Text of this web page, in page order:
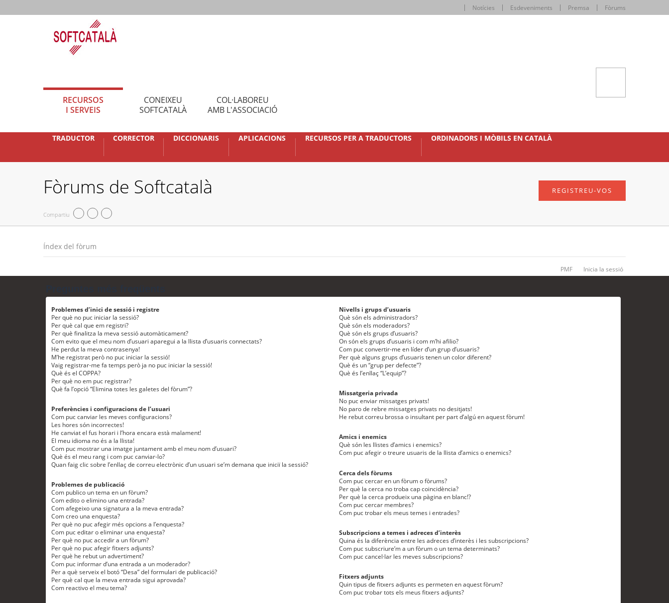
Notícies Esdeveniments Premsa Fòrums
RECURSOS
I SERVEIS
CONEIXEU
SOFTCATALÀ
COL·LABOREU
AMB L'ASSOCIACIÓ
TRADUCTOR CORRECTOR DICCIONARIS APLICACIONS RECURSOS PER A TRADUCTORS ORDINADORS I MÒBILS EN CATALÀ
Fòrums de Softcatalà
Compartiu
REGISTREU-VOS
Índex del fòrum
PMF Inicia la sessió
Problemes d’inici de sessió i registre
Per què no puc iniciar la sessió?
Per què cal que em registri?
Per què finalitza la meva sessió automàticament?
Com evito que el meu nom d’usuari aparegui a la llista d’usuaris connectats?
He perdut la meva contrasenya!
M’he registrat però no puc iniciar la sessió!
Vaig registrar-me fa temps però ja no puc iniciar la sessió!
Què és el COPPA?
Per què no em puc registrar?
Què fa l’opció “Elimina totes les galetes del fòrum”?
Preferències i configuracions de l’usuari
Com puc canviar les meves configuracions?
Les hores són incorrectes!
He canviat el fus horari i l’hora encara està malament!
El meu idioma no és a la llista!
Com puc mostrar una imatge juntament amb el meu nom d’usuari?
Què és el meu rang i com puc canviar-lo?
Quan faig clic sobre l’enllaç de correu electrònic d’un usuari se’m demana que iniciï la sessió?
Problemes de publicació
Com publico un tema en un fòrum?
Com edito o elimino una entrada?
Com afegeixo una signatura a la meva entrada?
Com creo una enquesta?
Per què no puc afegir més opcions a l’enquesta?
Com puc editar o eliminar una enquesta?
Per què no puc accedir a un fòrum?
Per què no puc afegir fitxers adjunts?
Per què he rebut un advertiment?
Com puc informar d’una entrada a un moderador?
Per a què serveix el botó “Desa” del formulari de publicació?
Per què cal que la meva entrada sigui aprovada?
Com reactivo el meu tema?
Nivells i grups d’usuaris
Què són els administradors?
Què són els moderadors?
Què són els grups d’usuaris?
On són els grups d’usuaris i com m’hi afilio?
Com puc convertir-me en líder d’un grup d’usuaris?
Per què alguns grups d’usuaris tenen un color diferent?
Què és un “grup per defecte”?
Què és l’enllaç “L’equip”?
Missatgeria privada
No puc enviar missatges privats!
No paro de rebre missatges privats no desitjats!
He rebut correu brossa o insultant per part d’algú en aquest fòrum!
Amics i enemics
Què són les llistes d’amics i enemics?
Com puc afegir o treure usuaris de la llista d’amics o enemics?
Cerca dels fòrums
Com puc cercar en un fòrum o fòrums?
Per què la cerca no troba cap coincidència?
Per què la cerca produeix una pàgina en blanc!?
Com puc cercar membres?
Com puc trobar els meus temes i entrades?
Subscripcions a temes i adreces d’interès
Quina és la diferència entre les adreces d’interès i les subscripcions?
Com puc subscriure’m a un fòrum o un tema determinats?
Com puc cancel·lar les meves subscripcions?
Fitxers adjunts
Quin tipus de fitxers adjunts es permeten en aquest fòrum?
Com puc trobar tots els meus fitxers adjunts?